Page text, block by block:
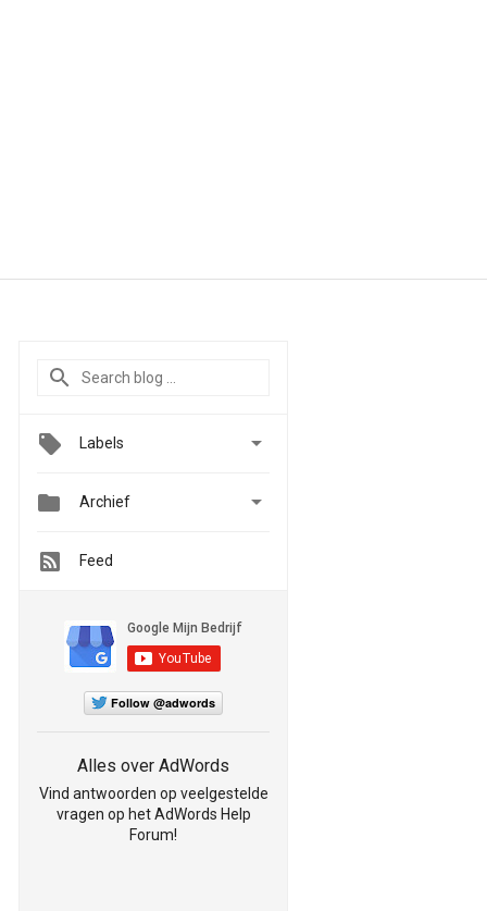
Labels 
 Archief 
Feed
Follow @adwords
Alles over AdWords
Vind antwoorden op veelgestelde
vragen op het AdWords Help
Forum!